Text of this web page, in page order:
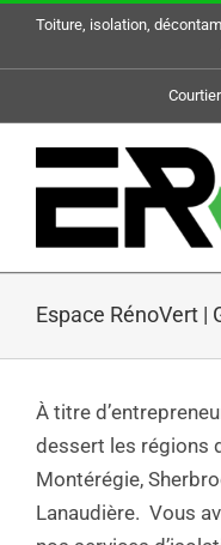
SkipToiture, isolation,
Espace RénoVert |
À titre
dessert les régions
Montérégie,
Lanaudière. Vous